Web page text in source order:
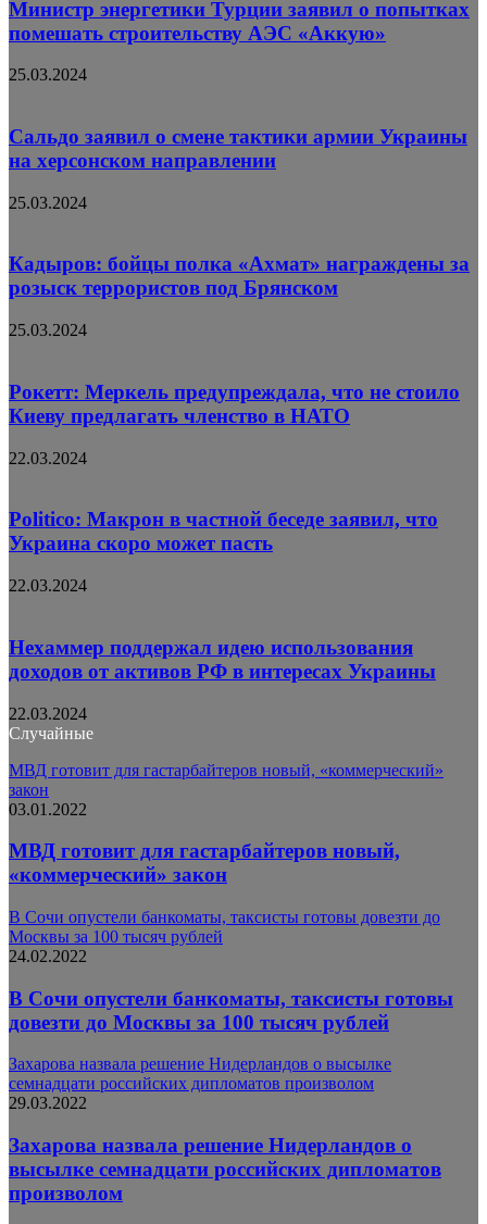
Министр энергетики Турции заявил о попытках
помешать строительству АЭС «Аккую»
25.03.2024
Сальдо заявил о смене тактики армии Украины
на херсонском направлении
25.03.2024
Кадыров: бойцы полка «Ахмат» награждены за
розыск террористов под Брянском
25.03.2024
Рокетт: Меркель предупреждала, что не стоило
Киеву предлагать членство в НАТО
22.03.2024
Politico: Макрон в частной беседе заявил, что
Украина скоро может пасть
22.03.2024
Нехаммер поддержал идею использования
доходов от активов РФ в интересах Украины
22.03.2024
Случайные
МВД готовит для гастарбайтеров новый, «коммерческий»
закон
03.01.2022
МВД готовит для гастарбайтеров новый,
«коммерческий» закон
В Сочи опустели банкоматы, таксисты готовы довезти до
Москвы за 100 тысяч рублей
24.02.2022
В Сочи опустели банкоматы, таксисты готовы
довезти до Москвы за 100 тысяч рублей
Захарова назвала решение Нидерландов о высылке
семнадцати российских дипломатов произволом
29.03.2022
Захарова назвала решение Нидерландов о
высылке семнадцати российских дипломатов
произволом